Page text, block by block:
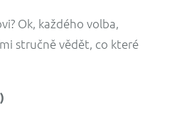
Ok, každého volba,
stručně vědět, co které